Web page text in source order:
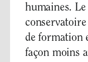
humaines.
de formation
façon moins